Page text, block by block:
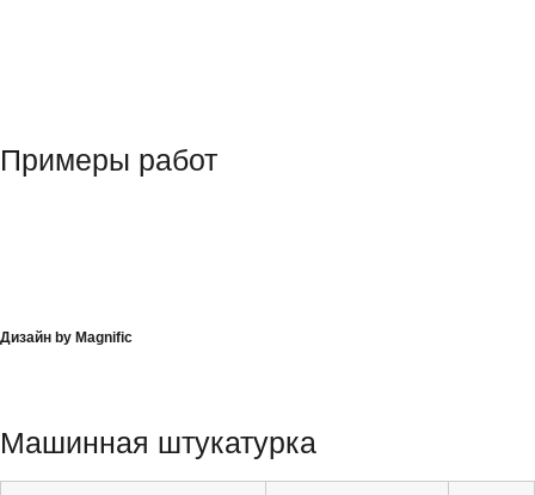
Примеры работ
Дизайн by Magnific
Машинная штукатурка